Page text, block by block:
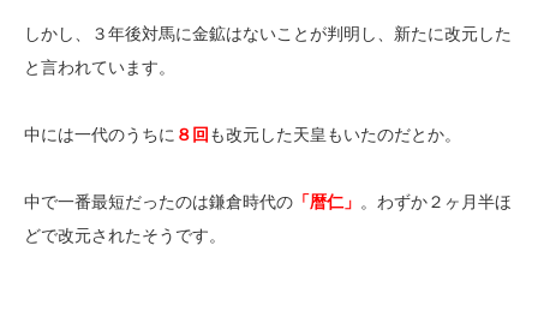
しかし、３年後対馬に金鉱はないことが判明し、新たに改元した
と言われています。
中には一代のうちに ８回 も改元した天皇もいたのだとか。
中で一番最短だったのは鎌倉時代の 「暦仁」 。わずか２ヶ月半ほ
どで改元されたそうです。